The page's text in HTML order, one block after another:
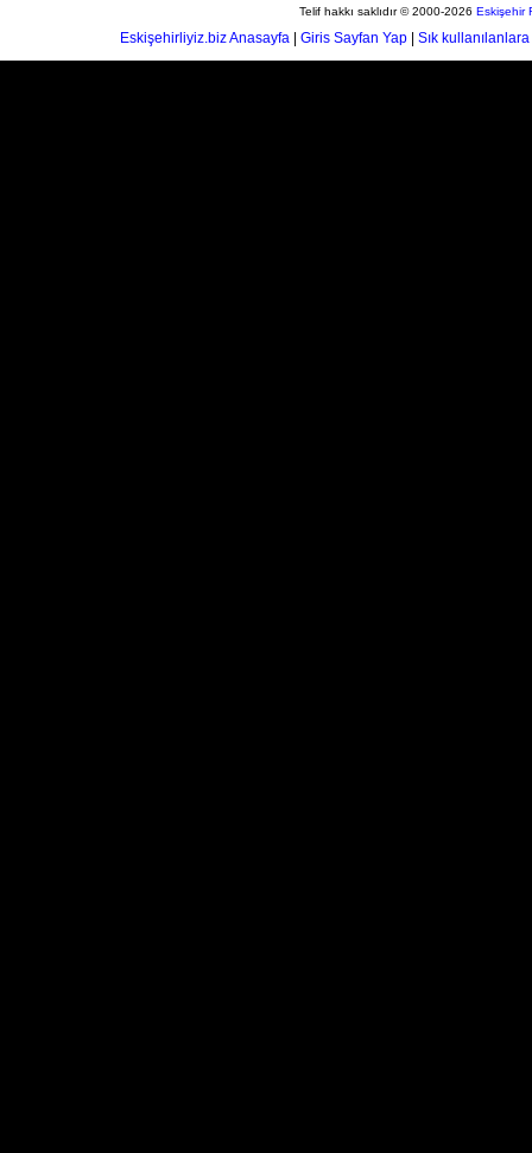
Telif hakkı saklıdır © 2000-2026 Eskişehir
Eskişehirliyiz.biz Anasayfa| Giris Sayfan Yap| Sık